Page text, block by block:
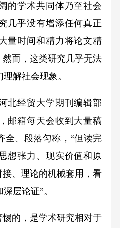
的学术共同体乃至社会
几乎没有增添任何真正
量时间和精力将论文精
而，这类研究几乎无法
解社会现象。
经贸大学期刊编辑部
邮箱每天会收到大量稿
全、段落匀称，“但读完
想张力、现实价值和原
、理论的机械套用，看
层论证”。
的，是学术研究相对于